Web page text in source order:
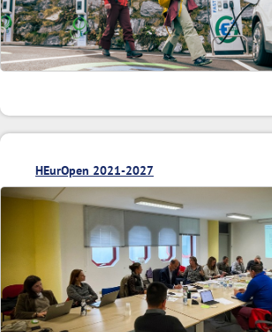
HEurOpen 2021-2027